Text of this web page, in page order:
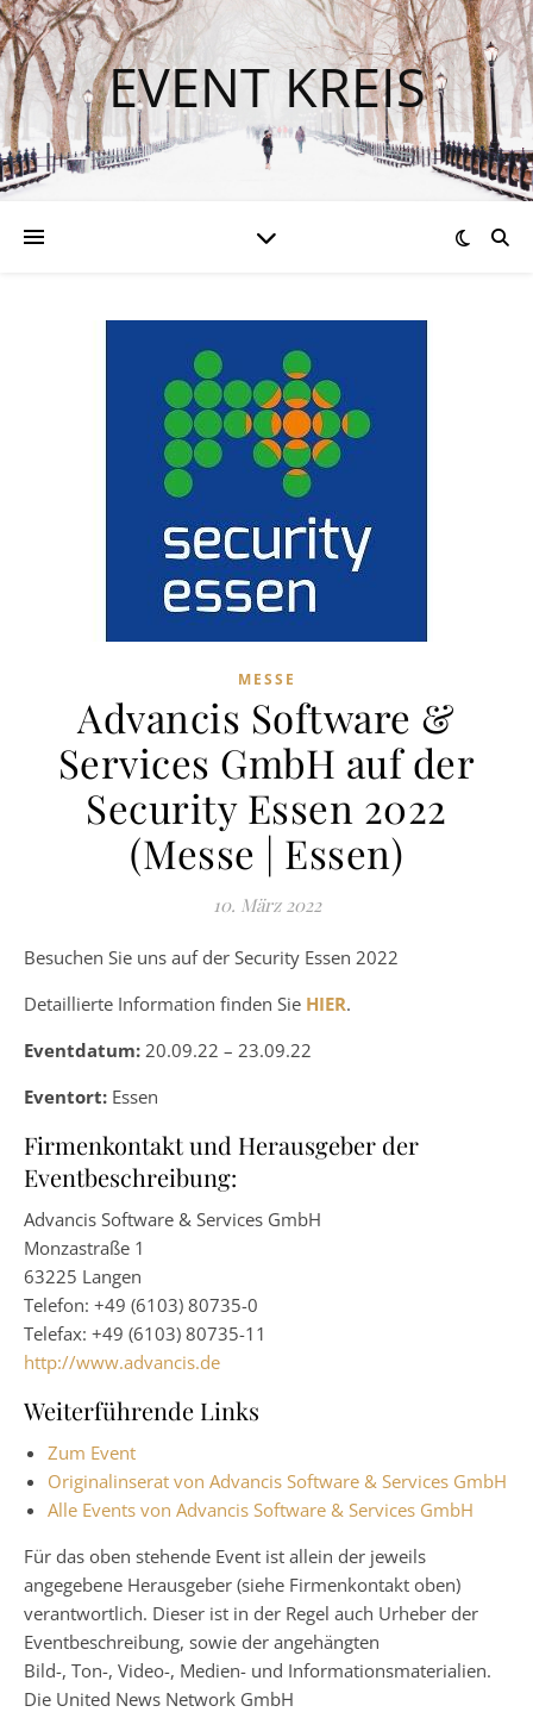
EVENT KREIS
MESSE
Advancis Software &
Services GmbH auf der
Security Essen 2022
(Messe | Essen)
10. März 2022
Besuchen Sie uns auf der Security Essen 2022
Detaillierte Information finden Sie HIER.
Eventdatum: 20.09.22 – 23.09.22
Eventort: Essen
Firmenkontakt und Herausgeber der
Eventbeschreibung:
Advancis Software & Services GmbH
Monzastraße 1
63225 Langen
Telefon: +49 (6103) 80735-0
Telefax: +49 (6103) 80735-11
http://www.advancis.de
Weiterführende Links
Zum Event
Originalinserat von Advancis Software & Services GmbH
Alle Events von Advancis Software & Services GmbH
Für das oben stehende Event ist allein der jeweils
angegebene Herausgeber (siehe Firmenkontakt oben)
verantwortlich. Dieser ist in der Regel auch Urheber der
Eventbeschreibung, sowie der angehängten
Bild-, Ton-, Video-, Medien- und Informationsmaterialien.
Die United News Network GmbH